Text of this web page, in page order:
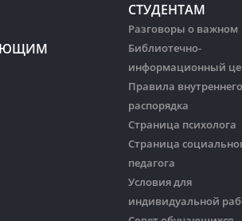
СТУДЕНТАМ
Разговоры о важном
Библиотечно-
информационный
Правила внутреннего
распорядка
Страница психолога
Страница
педагога
Условия для
индивидуальной